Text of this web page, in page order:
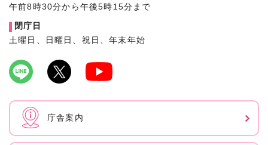
午前8時30分から午後5時15分まで
閉庁日
土曜日、日曜日、祝日、年末年始
庁舎案内